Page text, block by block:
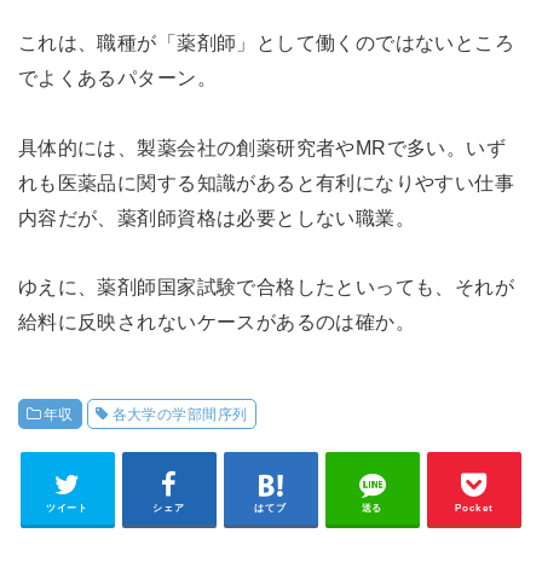
これは、職種が「薬剤師」として働くのではないところ
でよくあるパターン。
具体的には、製薬会社の創薬研究者やMRで多い。いず
れも医薬品に関する知識があると有利になりやすい仕事
内容だが、薬剤師資格は必要としない職業。
ゆえに、薬剤師国家試験で合格したといっても、それが
給料に反映されないケースがあるのは確か。
年収 各大学の学部間序列
ツイート シェア はてブ 送る Pocket